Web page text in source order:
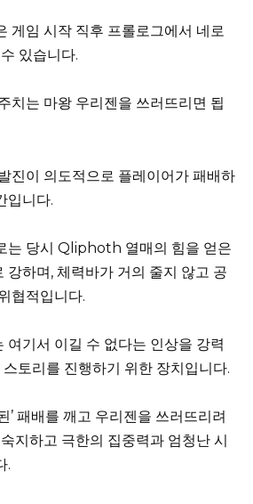
게임 시작 직후 프롤로그에서 네로
있습니다.
치는 마왕 우리젠을 쓰러뜨리면 됩
진이 의도적으로 플레이어가 패배하
입니다.
는 당시 Qliphoth 열매의 힘을 얻은
강하며, 체력바가 거의 줄지 않고 공
협적입니다.
여기서 이길 수 없다는 인상을 강력
토리를 진행하기 위한 장치입니다.
’ 패배를 깨고 우리젠을 쓰러뜨리려
지하고 극한의 집중력과 엄청난 시
.